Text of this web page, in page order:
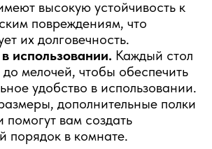
высокую устойчивость к
повреждениям, что
их долговечность.
использовании. Каждый стол
мелочей, чтобы обеспечить
удобство в использовании.
дополнительные полки
помогут вам создать
порядок в комнате.